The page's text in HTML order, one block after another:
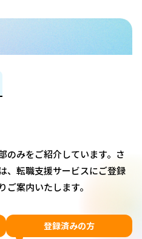
のみをご紹介しています。さ
、転職支援サービスにご登録
案内いたします。
登録済みの方